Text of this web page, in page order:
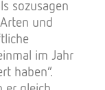
sozusagen
und
im Jahr
haben“.